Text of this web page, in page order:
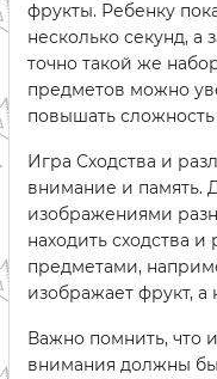
фрукты. Ребенку
несколько секунд, а
точно такой же
предметов можно
повышать
Игра Сходства и
внимание и память.
изображениями
находить сходства
предметами,
изображает фрукт, а
Важно помнить, что
внимания должны